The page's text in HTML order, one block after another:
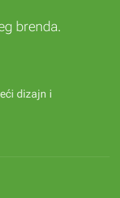
brenda.
dizajn i